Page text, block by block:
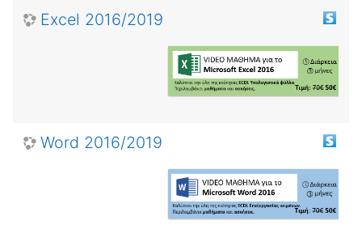
Excel 2016/2019
Word 2016/2019